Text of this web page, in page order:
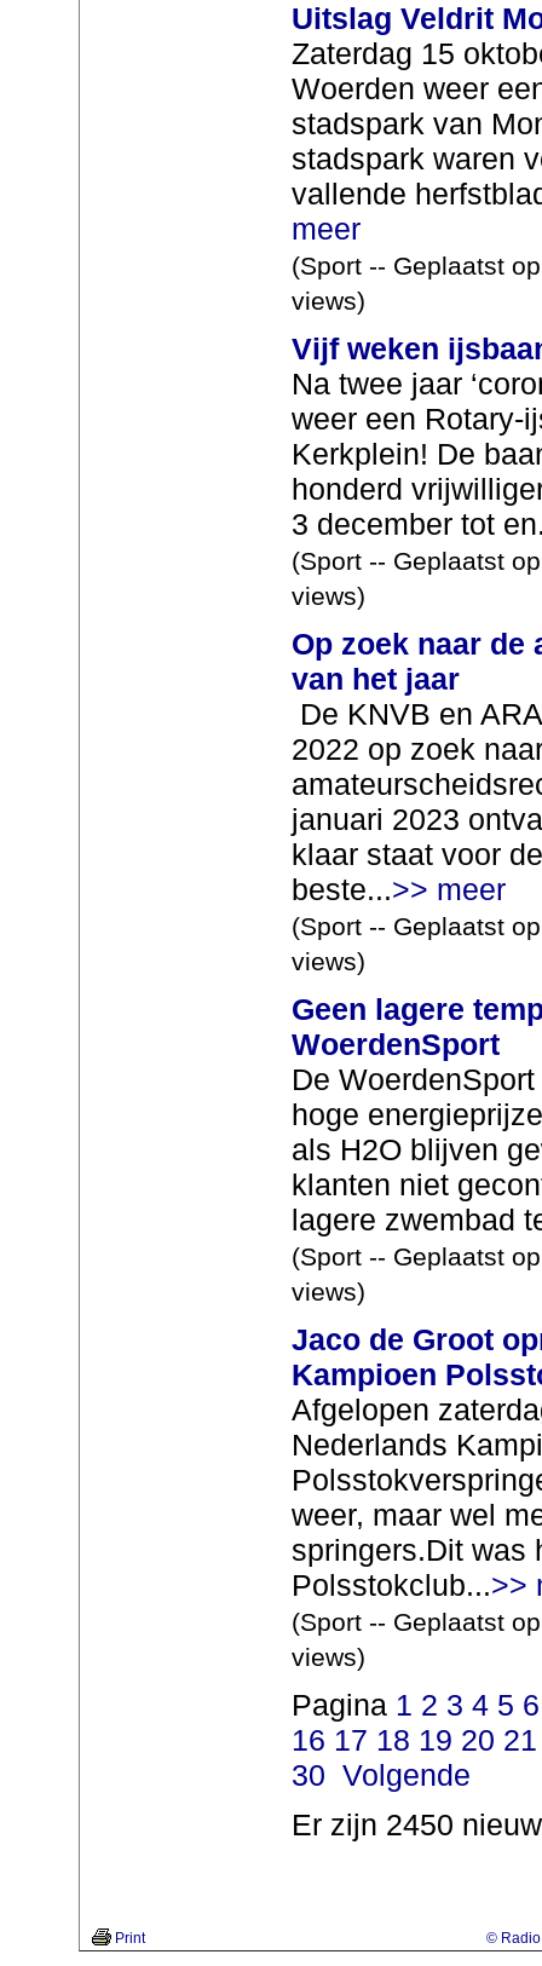
Uitslag Veldrit
Zaterdag 15
Woerden weer
stadspark van
stadspark waren
vallende
meer
(Sport -- Geplaatst
views)
Vijf weken
Na twee jaar
weer een Rotary-
Kerkplein! De
honderd
3 december tot
(Sport -- Geplaatst
views)
Op zoek naar de
van het jaar
De KNVB en
2022 op zoek
januari 2023
klaar staat voor
beste...>> meer
(Sport -- Geplaatst
views)
Geen lagere
WoerdenSport
De
hoge
als H2O blijven
klanten niet
lagere zwembad
(Sport -- Geplaatst
views)
Jaco de Groot
Kampioen
Afgelopen
Nederlands
weer, maar wel
springers.Dit was
Polsstokclub...>>
(Sport -- Geplaatst
views)
Pagina 1 2 3 4 5 6
16 17 18 19 20 21
30 Volgende
Er zijn 2450
Print © Radio